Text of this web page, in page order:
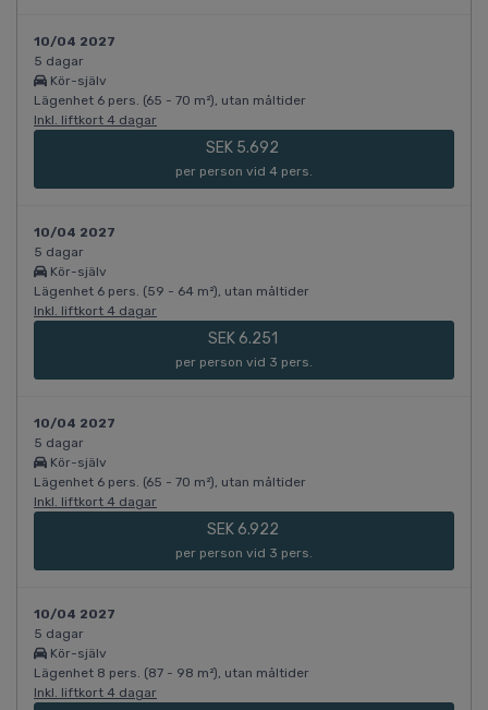
10/04 2027
5 dagar
Kör-själv
Lägenhet 6 pers. (65 - 70 m²), utan måltider
Inkl. liftkort 4 dagar
SEK 5.692
per person vid 4 pers.
10/04 2027
5 dagar
Kör-själv
Lägenhet 6 pers. (59 - 64 m²), utan måltider
Inkl. liftkort 4 dagar
SEK 6.251
per person vid 3 pers.
10/04 2027
5 dagar
Kör-själv
Lägenhet 6 pers. (65 - 70 m²), utan måltider
Inkl. liftkort 4 dagar
SEK 6.922
per person vid 3 pers.
10/04 2027
5 dagar
Kör-själv
Lägenhet 8 pers. (87 - 98 m²), utan måltider
Inkl. liftkort 4 dagar